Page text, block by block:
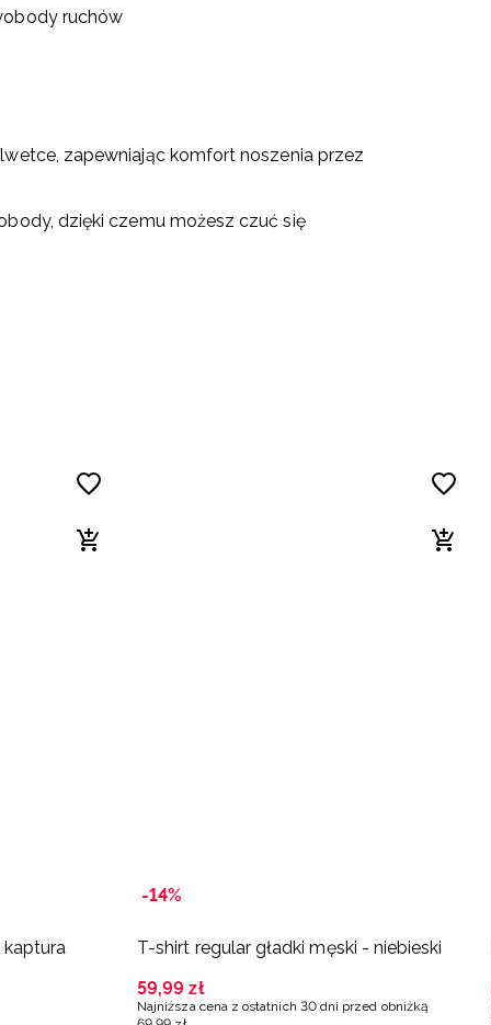
ruchów
zapewniając komfort noszenia przez
dzięki czemu możesz czuć się
kaptura
-14%
T-shirt regular gładki męski - niebieski
59,99 zł
Najniższa cena z ostatnich 30 dni przed obniżką